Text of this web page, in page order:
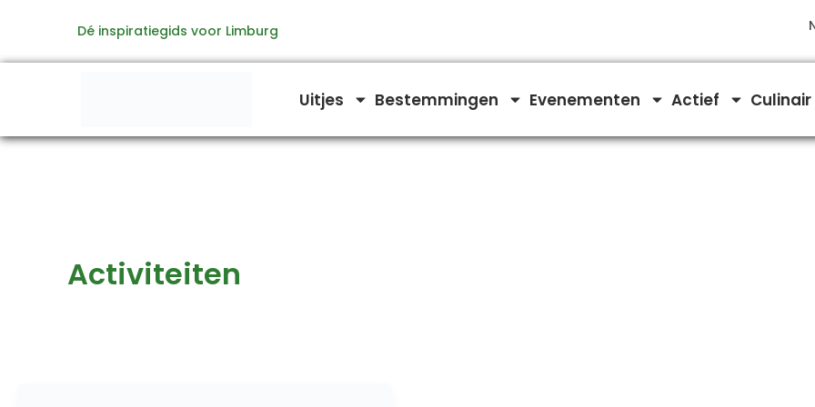
de
Dé inspiratiegids voor Limburg
Uitjes Bestemmingen Evenementen Actief Culinair
Activiteiten